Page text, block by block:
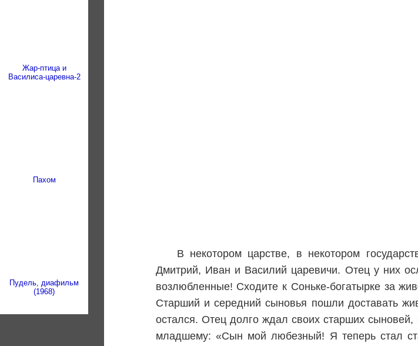
Жар-птица и
Василиса-царевна-2
Пахом
Пудель, диафильм
(1968)
В некотором царстве, в некотором
Дмитрий, Иван и Василий царевичи. Отец у них
возлюбленные! Сходите к Соньке-богатырке за
Старший и середний сыновья пошли доставать
остался. Отец долго ждал своих старших сыновей,
младшему: «Сын мой любезный! Я теперь стал